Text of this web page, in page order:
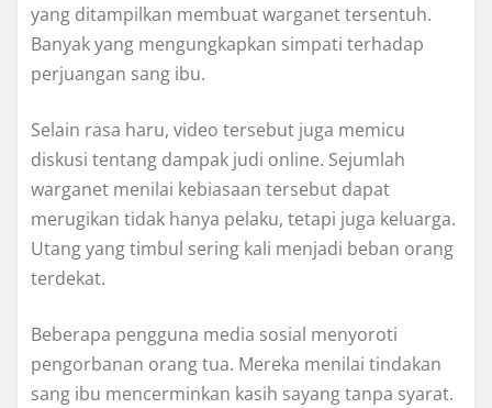
yang ditampilkan membuat warganet tersentuh.
Banyak yang mengungkapkan simpati terhadap
perjuangan sang ibu.
Selain rasa haru, video tersebut juga memicu
diskusi tentang dampak judi online. Sejumlah
warganet menilai kebiasaan tersebut dapat
merugikan tidak hanya pelaku, tetapi juga keluarga.
Utang yang timbul sering kali menjadi beban orang
terdekat.
Beberapa pengguna media sosial menyoroti
pengorbanan orang tua. Mereka menilai tindakan
sang ibu mencerminkan kasih sayang tanpa syarat.